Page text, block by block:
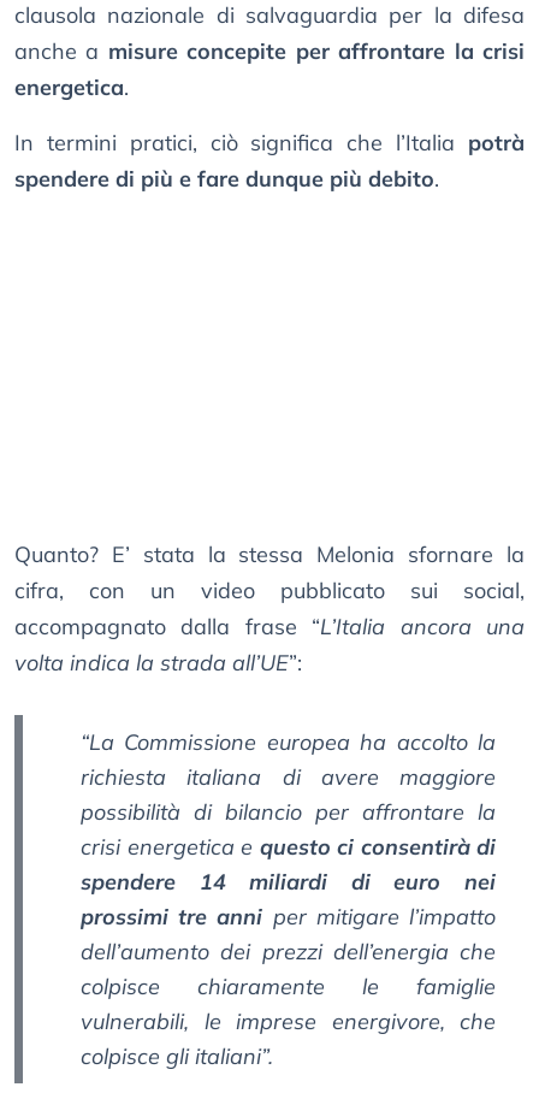
clausola nazionale di salvaguardia per la difesa
anche a misure concepite per affrontare la crisi
energetica.
In termini pratici, ciò significa che l’Italia potrà
spendere di più e fare dunque più debito.
Quanto? E’ stata la stessa Melonia sfornare la
cifra, con un video pubblicato sui social,
accompagnato dalla frase “L’Italia ancora una
volta indica la strada all’UE”:
“La Commissione europea ha accolto la
richiesta italiana di avere maggiore
possibilità di bilancio per affrontare la
crisi energetica e questo ci consentirà di
spendere 14 miliardi di euro nei
prossimi tre anni per mitigare l’impatto
dell’aumento dei prezzi dell’energia che
colpisce chiaramente le famiglie
vulnerabili, le imprese energivore, che
colpisce gli italiani”.